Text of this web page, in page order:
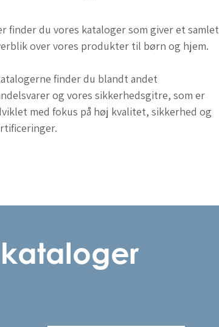
finder du vores kataloger som giver et samlet
over vores produkter til børn og hjem.
finder du blandt andet
og vores sikkerhedsgitre, som er
med fokus på høj kvalitet, sikkerhed og